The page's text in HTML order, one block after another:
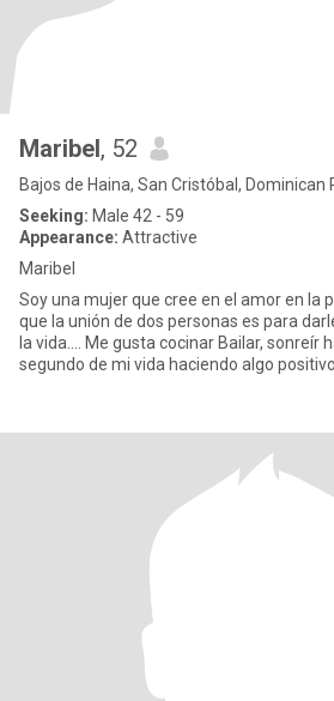
Maribel, 52
Bajos de Haina, San Cristóbal, Dominican
Seeking: Male 42 - 59
Appearance: Attractive
Maribel
Soy una mujer que cree en el amor en la
que la unión de dos personas es para
la vida…. Me gusta cocinar Bailar, sonreír hablar disfruto cada
segundo de mi vida haciendo algo